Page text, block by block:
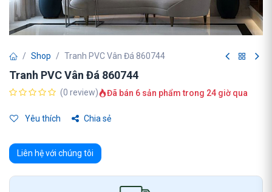
Shop Tranh PVC Vân Đá 860744
Tranh PVC Vân Đá 860744
(0 review) Đã bán 6 sản phẩm trong 24 giờ qua
Yêu thích Chia sẻ
Liên hệ với chúng tôi